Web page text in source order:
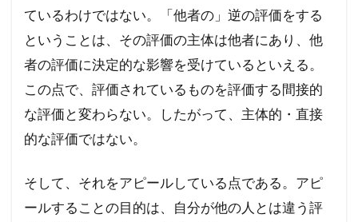
ているわけではない。「他者の」逆の評価をする
ということは、その評価の主体は他者にあり、他
者の評価に決定的な影響を受けているといえる。
この点で、評価されているものを評価する間接的
な評価と変わらない。したがって、主体的・直接
的な評価ではない。
そして、それをアピールしている点である。アピ
ールすることの目的は、自分が他の人とは違う評